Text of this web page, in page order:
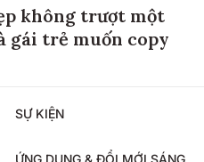
không trượt một
gái trẻ muốn copy
SỰ KIỆN
ỨNG DỤNG & ĐỔI MỚI SÁNG